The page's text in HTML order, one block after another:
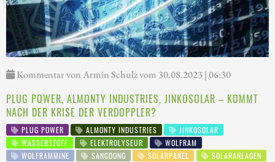
Kommentar von Armin Schulz vom 30.08.2023 | 06:30
PLUG POWER, ALMONTY INDUSTRIES, JINKOSOLAR – KOMMT
NACH DER KRISE DER VERDOPPLER?
PLUG POWER ALMONTY INDUSTRIES
JINKOSOLAR
WASSERSTOFF
ELEKTROLYSEUR
WOLFRAM
WOLFRAMMINE
SANGDONG SOLARPANEL
SOLARANLAGEN